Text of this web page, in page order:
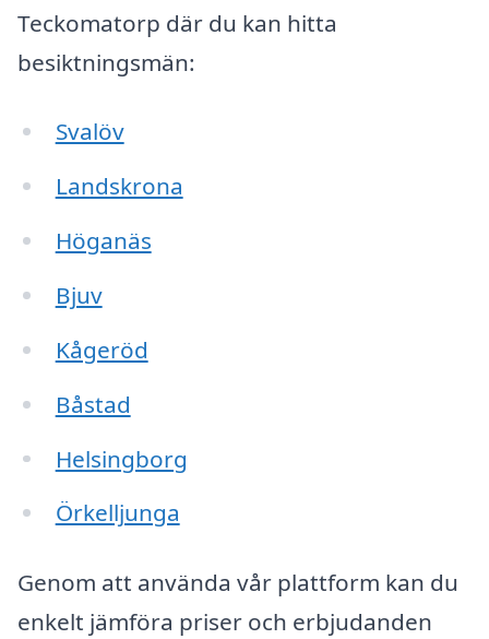
Teckomatorp där du kan hitta
besiktningsmän:
Svalöv
Landskrona
Höganäs
Bjuv
Kågeröd
Båstad
Helsingborg
Örkelljunga
Genom att använda vår plattform kan du
enkelt jämföra priser och erbjudanden